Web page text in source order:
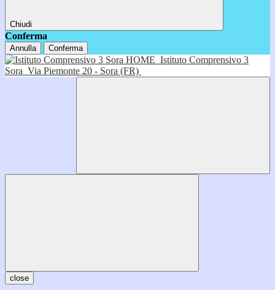
Chiudi
Conferma
Annulla Conferma
HOME Istituto Comprensivo 3
Sora Via Piemonte 20 - Sora (FR)
close